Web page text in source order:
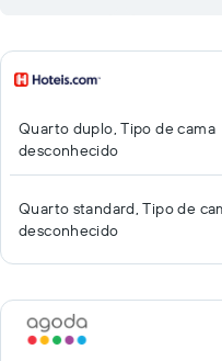
Quarto duplo, Tipo de cama
desconhecido
Quarto standard, Tipo de
desconhecido